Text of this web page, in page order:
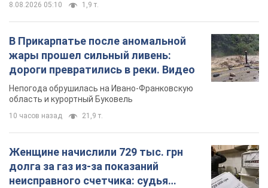
8.08.2026 05:10 1,9 т.
В Прикарпатье после аномальной
жары прошел сильный ливень:
дороги превратились в реки. Видео
Непогода обрушилась на Ивано-Франковскую
область и курортный Буковель
10 часов назад 21,9 т.
Женщине начислили 729 тыс. грн
долга за газ из-за показаний
неисправного счетчика: судья